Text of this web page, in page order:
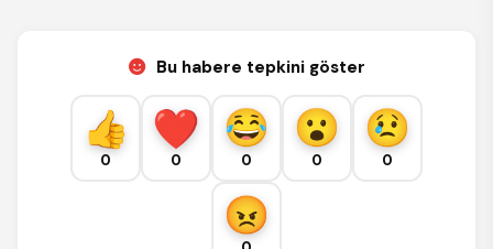
Bu habere tepkini göster
0 0 0 0 0